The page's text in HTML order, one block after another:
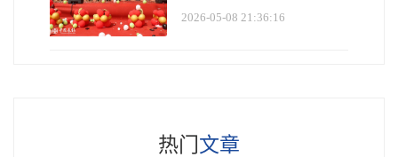
2026-05-08 21:36:16
热门 文章